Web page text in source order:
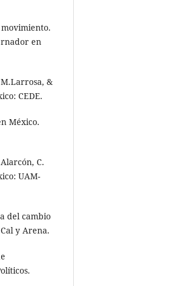
en
&
CEDE.
México.
C.
UAM-
del cambio
y Arena.